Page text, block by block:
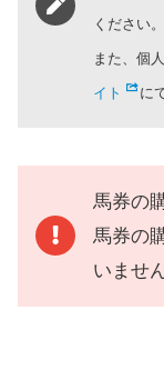
ください。
また、個
イト に
馬券の
馬券の
いません